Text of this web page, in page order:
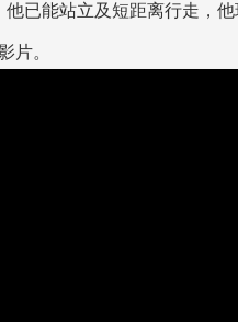
他已能站立及短距离行走，
片。